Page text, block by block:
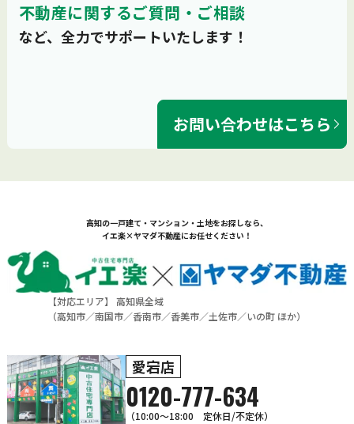
不動産に関するご質問・ご相談
など、全力でサポートいたします！
お問い合わせはこちら
高知の一戸建て・マンション・土地をお探しなら、
イエ楽×ヤマダ不動産にお任せください！
【対応エリア】 高知県全域
（高知市／南国市／香南市／香美市／土佐市／いの町 ほか）
愛宕店
0120-777-634
（10:00～18:00 定休日/不定休）